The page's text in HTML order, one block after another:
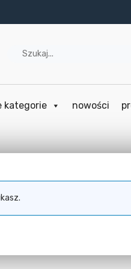
kategorie nowości